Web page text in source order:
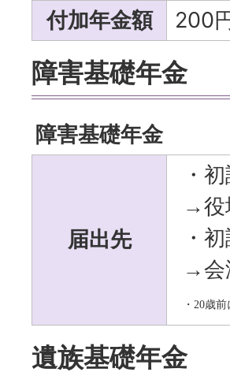
付加年金額
200
障害基礎年金
障害基礎年金
届出先
・
→役
・
→会
・ 20歳前
遺族基礎年金